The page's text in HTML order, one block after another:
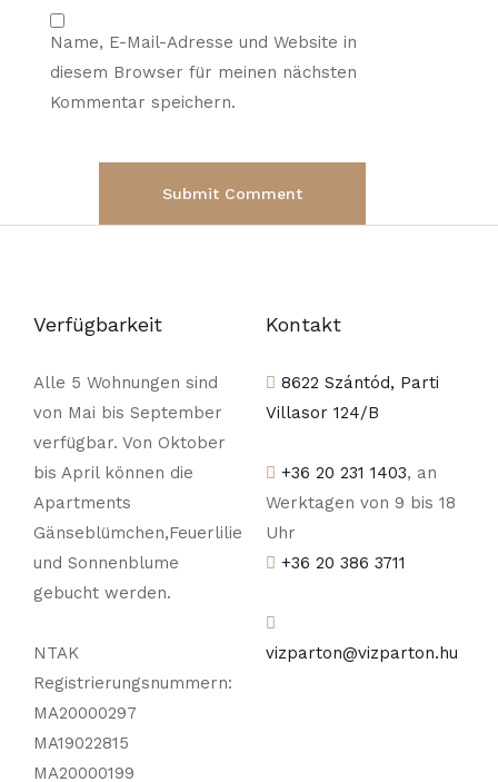
Name, E-Mail-Adresse und Website in
diesem Browser für meinen nächsten
Kommentar speichern.
Verfügbarkeit
Alle 5 Wohnungen sind
von Mai bis September
verfügbar. Von Oktober
bis April können die
Apartments
Gänseblümchen,Feuerlilie
und Sonnenblume
gebucht werden.
NTAK
Registrierungsnummern:
MA20000297
MA19022815
MA20000199
Kontakt
8622 Szántód, Parti
Villasor 124/B
+36 20 231 1403, an
Werktagen von 9 bis 18
Uhr
+36 20 386 3711
vizparton@vizparton.hu